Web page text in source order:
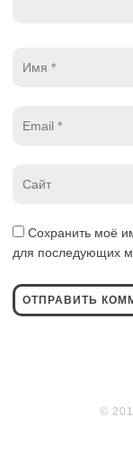
Сохранить моё
для последующих
©